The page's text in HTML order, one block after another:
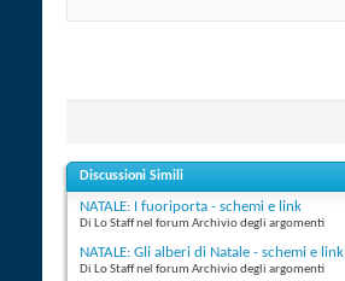
Discussioni Simili
NATALE: I fuoriporta - schemi e link
Di Lo Staff nel forum Archivio degli argomenti
NATALE: Gli alberi di Natale - schemi e link
Di Lo Staff nel forum Archivio degli argomenti